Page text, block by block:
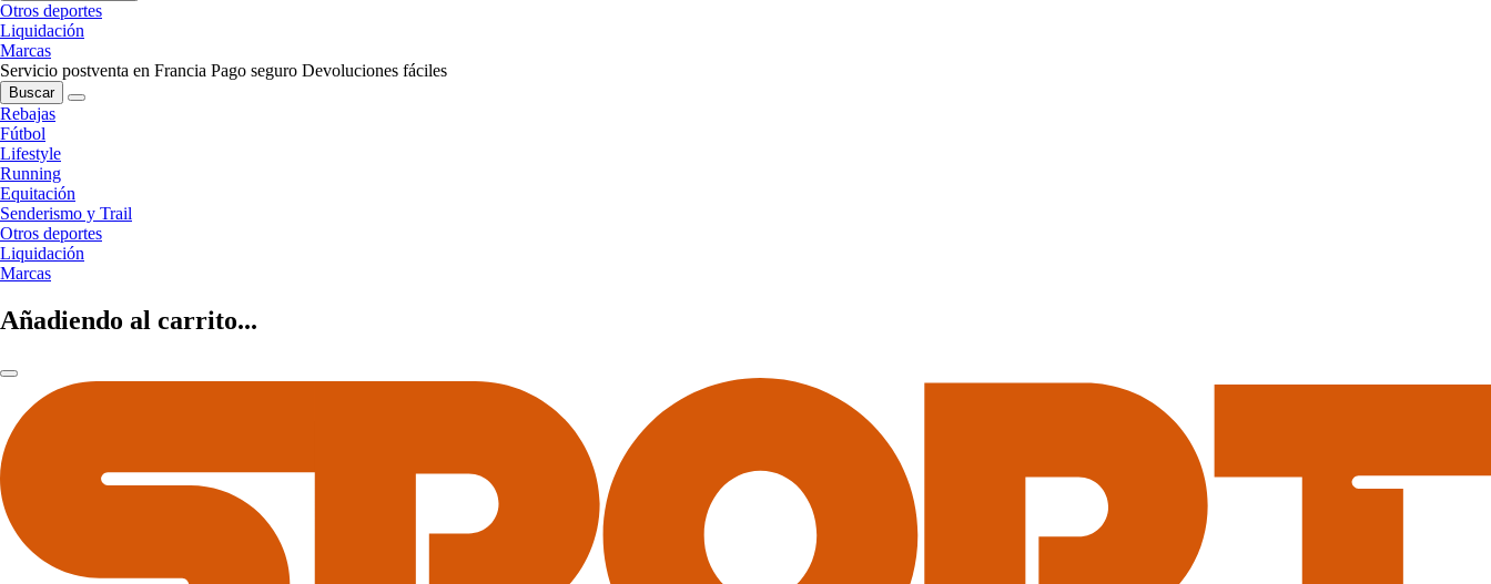
Otros deportes
Liquidación
Marcas
Servicio postventa en Francia Pago seguro Devoluciones fáciles
Buscar
Rebajas
Fútbol
Lifestyle
Running
Equitación
Senderismo y Trail
Otros deportes
Liquidación
Marcas
Añadiendo al carrito...